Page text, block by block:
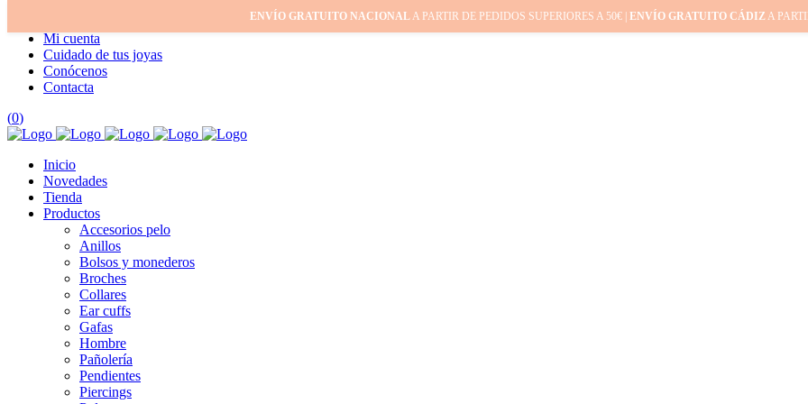
Mi cuenta
Cuidado de tus joyas
Conócenos
Contacta
(0)
Inicio
Novedades
Tienda
Productos
Accesorios pelo
Anillos
Bolsos y monederos
Broches
Collares
Ear cuffs
Gafas
Hombre
Pañolería
Pendientes
Piercings
ENVÍO GRATUITO NACIONALA PARTIR DE PEDIDOS SUPERIORES A 50€ | ENVÍO GRATUITO CÁDIZA